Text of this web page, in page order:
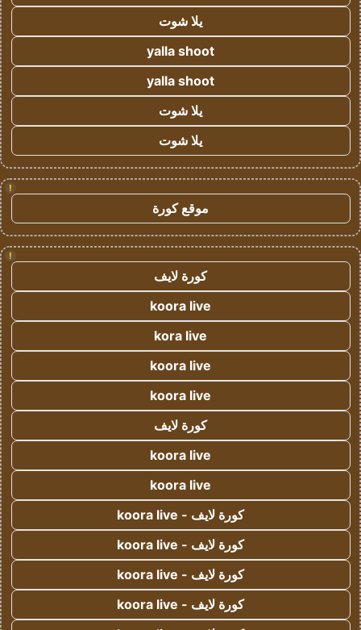
يلا شوت
yalla shoot
yalla shoot
يلا شوت
يلا شوت
!
موقع كورة
!
كورة لايف
koora live
kora live
koora live
koora live
كورة لايف
koora live
koora live
كورة لايف - koora live
كورة لايف - koora live
كورة لايف - koora live
كورة لايف - koora live